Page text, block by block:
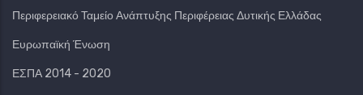
Περιφερειακό Ταμείο Ανάπτυξης Περιφέρειας Δυτικής Ελλάδας
Ευρωπαϊκή Ένωση
ΕΣΠΑ 2014 - 2020